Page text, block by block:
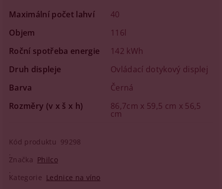
Maximální počet lahví
40
Objem
116l
Roční spotřeba energie
142 kWh
Druh displeje
Ovládací dotykový displej
Barva
Černá
Rozměry (v x š x h)
86,7cm x 59,5 cm x 56,5
cm
Kód produktu 99298
Značka Philco
Kategorie Lednice na víno